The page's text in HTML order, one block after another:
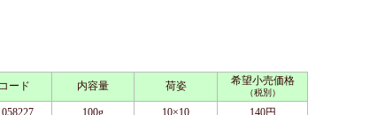
ード 内容量 荷姿 希望小売価格
（税別）
100g 10×10
140円